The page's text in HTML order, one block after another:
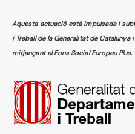
Aquesta actuació està impulsada i
i Treball de la Generalitat de
mitjançant el Fons Social Europeu Plus.